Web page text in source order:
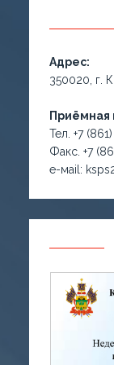
Адрес:
350020, г.
Приёмная
Тел. +7
Факс. +7
е-маil: